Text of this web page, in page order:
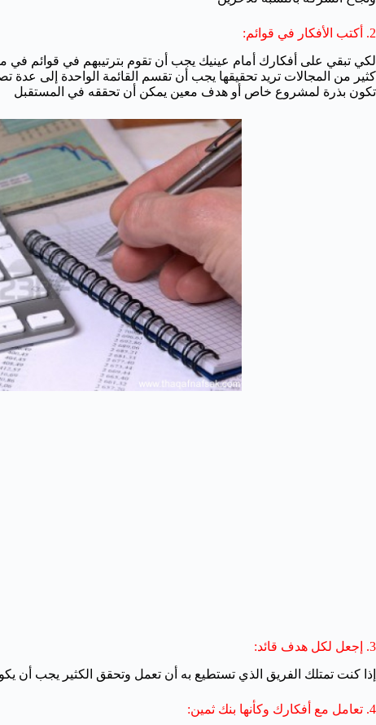
2. أكتب الأفكار في قوائم:
لكي تبقي على أفكارك أمام عينيك يجب أن تقوم بترتيبهم في قوائم
كثير من المجالات تريد تحقيقها يجب أن تقسم القائمة الواحدة إلى عدة
تكون بذرة لمشروع خاص أو هدف معين يمكن أن تحققه في المستقبل
3. إجعل لكل هدف قائد:
إذا كنت تمتلك الفريق الذي تستطيع به أن تعمل وتحقق الكثير يجب أن
4. تعامل مع أفكارك وكأنها بنك ثمين: